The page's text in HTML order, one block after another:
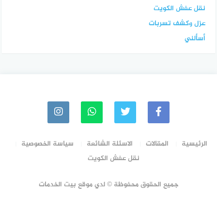
نقل عفش الكويت
عزل وكشف تسربات
أسألني
الرئيسية المقالات الاسئلة الشائعة
سياسة الخصوصية
نقل عفش الكويت
جميع الحقوق محفوظة © لدي موقع بيت الخدمات